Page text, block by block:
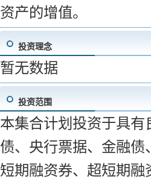
资产的增值。
投资理念
暂无数据
投资范围
本集合计划投资于具
债、央行票据、金融
短期融资券、超短期